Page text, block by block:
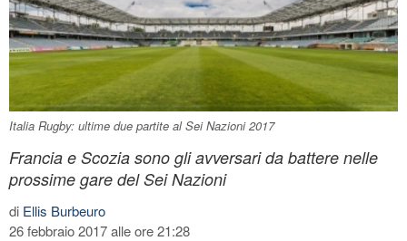
Italia Rugby: ultime due partite al Sei Nazioni 2017
Francia e Scozia sono gli avversari da battere nelle
prossime gare del Sei Nazioni
di Ellis Burbeuro
26 febbraio 2017 alle ore 21:28